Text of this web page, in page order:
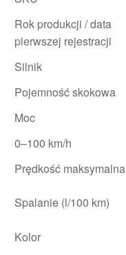
Rok produkcji / data
pierwszej rejestracji
Silnik
Pojemność skokowa
Moc
0–100 km/h
Prędkość maksymalna
Spalanie (l/100 km)
Kolor